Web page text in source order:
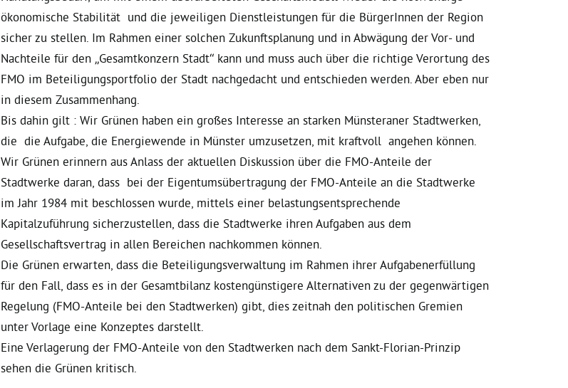
ökonomische Stabilität und die jeweiligen Dienstleistungen für die BürgerInnen der Region
sicher zu stellen. Im Rahmen einer solchen Zukunftsplanung und in Abwägung der Vor- und
Nachteile für den „Gesamtkonzern Stadt“ kann und muss auch über die richtige Verortung des
FMO im Beteiligungsportfolio der Stadt nachgedacht und entschieden werden. Aber eben nur
in diesem Zusammenhang.
Bis dahin gilt : Wir Grünen haben ein großes Interesse an starken Münsteraner Stadtwerken,
die die Aufgabe, die Energiewende in Münster umzusetzen, mit kraftvoll angehen können.
Wir Grünen erinnern aus Anlass der aktuellen Diskussion über die FMO-Anteile der
Stadtwerke daran, dass bei der Eigentumsübertragung der FMO-Anteile an die Stadtwerke
im Jahr 1984 mit beschlossen wurde, mittels einer belastungsentsprechende
Kapitalzuführung sicherzustellen, dass die Stadtwerke ihren Aufgaben aus dem
Gesellschaftsvertrag in allen Bereichen nachkommen können.
Die Grünen erwarten, dass die Beteiligungsverwaltung im Rahmen ihrer Aufgabenerfüllung
für den Fall, dass es in der Gesamtbilanz kostengünstigere Alternativen zu der gegenwärtigen
Regelung (FMO-Anteile bei den Stadtwerken) gibt, dies zeitnah den politischen Gremien
unter Vorlage eine Konzeptes darstellt.
Eine Verlagerung der FMO-Anteile von den Stadtwerken nach dem Sankt-Florian-Prinzip
sehen die Grünen kritisch.